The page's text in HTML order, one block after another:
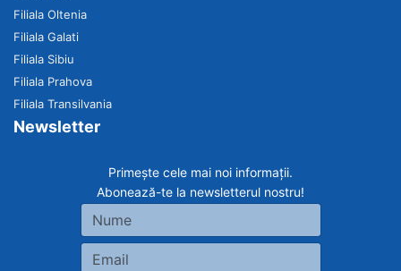
Filiala Oltenia
Filiala Galati
Filiala Sibiu
Filiala Prahova
Filiala Transilvania
Newsletter
Primește cele mai noi informații.
Abonează-te la newsletterul nostru!